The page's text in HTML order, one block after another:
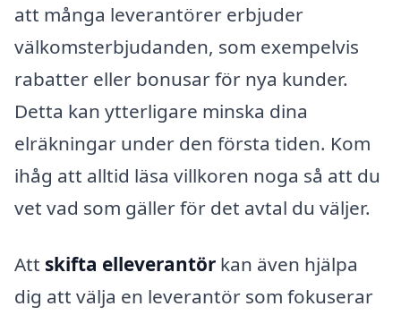
att många leverantörer erbjuder
välkomsterbjudanden, som exempelvis
rabatter eller bonusar för nya kunder.
Detta kan ytterligare minska dina
elräkningar under den första tiden. Kom
ihåg att alltid läsa villkoren noga så att du
vet vad som gäller för det avtal du väljer.
Att skifta elleverantör kan även hjälpa
dig att välja en leverantör som fokuserar